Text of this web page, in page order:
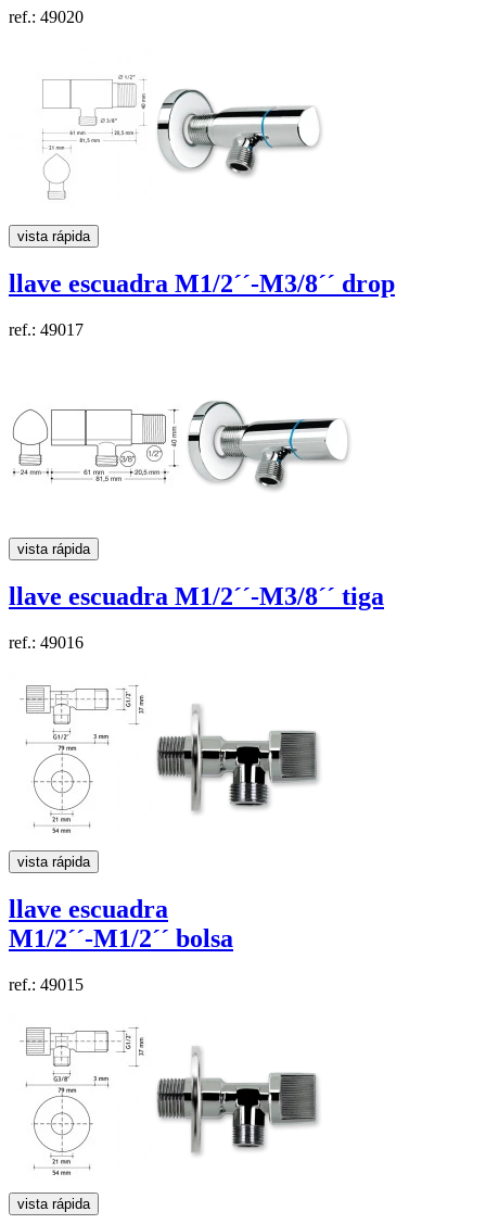
ref.: 49020
vista rápida
llave escuadra M1/2´´-M3/8´´ drop
ref.: 49017
vista rápida
llave escuadra M1/2´´-M3/8´´ tiga
ref.: 49016
vista rápida
llave escuadra
M1/2´´-M1/2´´ bolsa
ref.: 49015
vista rápida